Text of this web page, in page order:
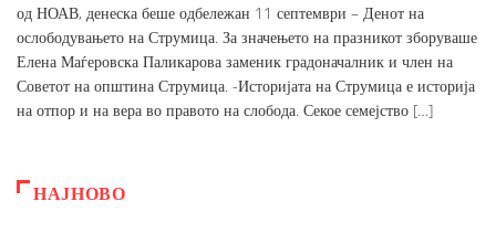
од НОАВ, денеска беше одбележан 11 септември – Денот на
ослободувањето на Струмица. За значењето на празникот зборуваше
Елена Маѓеровска Паликарова заменик градоначалник и член на
Советот на општина Струмица. -Историјата на Струмица е историја
на отпор и на вера во правото на слобода. Секое семејство […]
НАЈНОВО